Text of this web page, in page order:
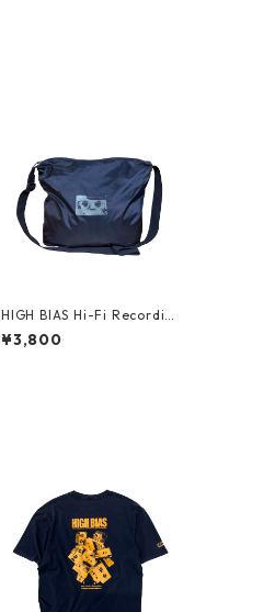
HIGH BIAS Hi-Fi Recording
Nylon Ripstop Shoulder Ba
g
¥3,800